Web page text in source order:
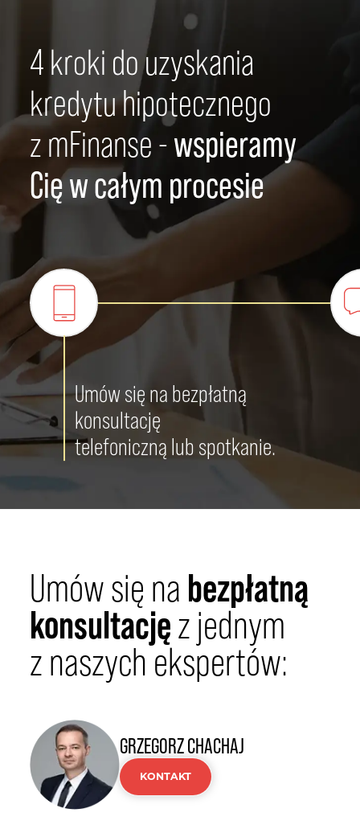
4 kroki do uzyskania
kredytu hipotecznego
z mFinanse -wspieramy
Cię w całym procesie
Umów się na bezpłatną
konsultację
telefoniczną lub spotkanie.
Umów się na bezpłatną
konsultacjęz jednym
z naszych ekspertów:
GRZEGORZ CHACHAJ
KONTAKT